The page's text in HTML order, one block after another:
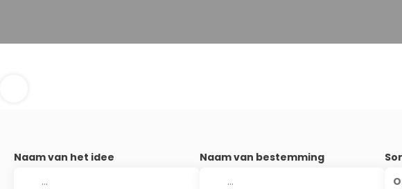
Naam van het idee Naam van bestemming